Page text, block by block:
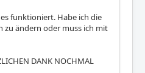
funktioniert. Habe ich die
zu ändern oder muss ich mit
DANK NOCHMAL